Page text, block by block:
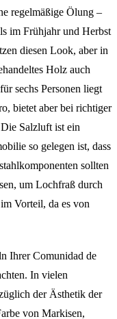
regelmäßige Ölung –
im Frühjahr und Herbst
diesen Look, aber in
Holz auch
sechs Personen liegt
bietet aber bei richtiger
Salzluft ist ein
so gelegen ist, dass
sollten
um Lochfraß durch
Vorteil, da es von
Ihrer Comunidad de
In vielen
der Ästhetik der
von Markisen,